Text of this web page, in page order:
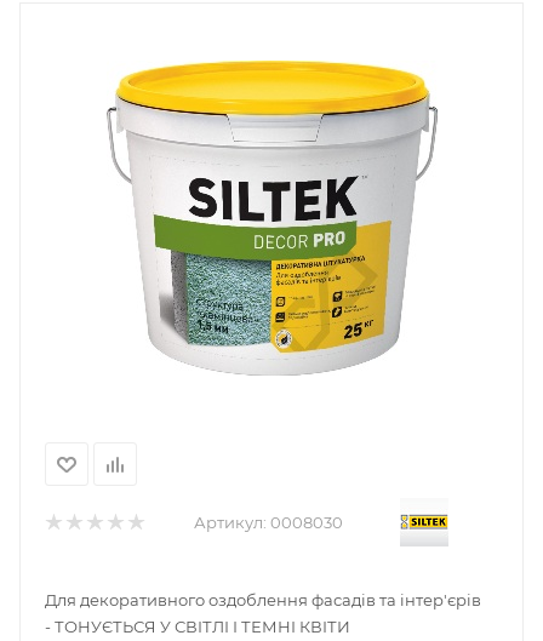
Артикул: 0008030
Для декоративного оздоблення фасадів та інтер'єрів
- ТОНУЄТЬСЯ У СВІТЛІ І ТЕМНІ КВІТИ